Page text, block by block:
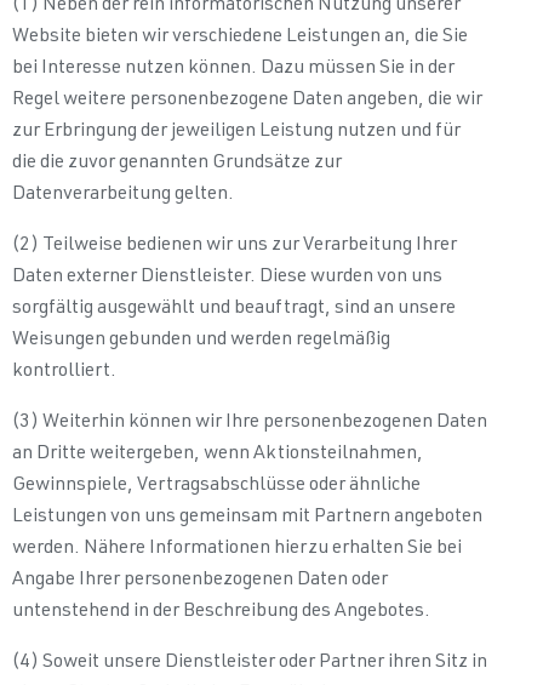
(1) Neben der rein informatorischen Nutzung unserer
Website bieten wir verschiedene Leistungen an, die Sie
bei Interesse nutzen können. Dazu müssen Sie in der
Regel weitere personenbezogene Daten angeben, die wir
zur Erbringung der jeweiligen Leistung nutzen und für
die die zuvor genannten Grundsätze zur
Datenverarbeitung gelten.
(2) Teilweise bedienen wir uns zur Verarbeitung Ihrer
Daten externer Dienstleister. Diese wurden von uns
sorgfältig ausgewählt und beauftragt, sind an unsere
Weisungen gebunden und werden regelmäßig
kontrolliert.
(3) Weiterhin können wir Ihre personenbezogenen Daten
an Dritte weitergeben, wenn Aktionsteilnahmen,
Gewinnspiele, Vertragsabschlüsse oder ähnliche
Leistungen von uns gemeinsam mit Partnern angeboten
werden. Nähere Informationen hierzu erhalten Sie bei
Angabe Ihrer personenbezogenen Daten oder
untenstehend in der Beschreibung des Angebotes.
(4) Soweit unsere Dienstleister oder Partner ihren Sitz in